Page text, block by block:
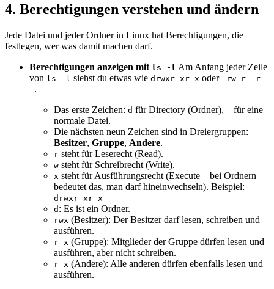
4. Berechtigungen verstehen und ändern
Jede Datei und jeder Ordner in Linux hat Berechtigungen, die
festlegen, wer was damit machen darf.
Berechtigungen anzeigen mit ls -l Am Anfang jeder Zeile
von ls -l siehst du etwas wie drwxr-xr-x oder -rw-r--r-
- .
Das erste Zeichen: d für Directory (Ordner), - für eine
normale Datei.
Die nächsten neun Zeichen sind in Dreiergruppen:
Besitzer, Gruppe, Andere.
r steht für Leserecht (Read).
w steht für Schreibrecht (Write).
x steht für Ausführungsrecht (Execute – bei Ordnern
bedeutet das, man darf hineinwechseln). Beispiel:
drwxr-xr-x
d : Es ist ein Ordner.
rwx (Besitzer): Der Besitzer darf lesen, schreiben und
ausführen.
r-x (Gruppe): Mitglieder der Gruppe dürfen lesen und
ausführen, aber nicht schreiben.
r-x (Andere): Alle anderen dürfen ebenfalls lesen und
ausführen.